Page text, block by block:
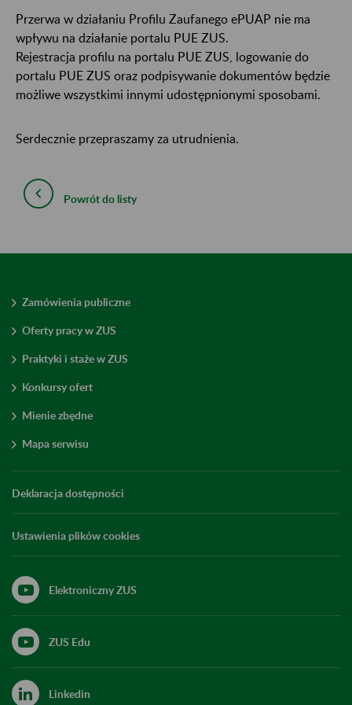
Przerwa w działaniu Profilu Zaufanego ePUAP nie ma
wpływu na działanie portalu PUE ZUS.
Rejestracja profilu na portalu PUE ZUS, logowanie do
portalu PUE ZUS oraz podpisywanie dokumentów będzie
możliwe wszystkimi innymi udostępnionymi sposobami.
Serdecznie przepraszamy za utrudnienia.
Powrót do listy
Zamówienia publiczne
Oferty pracy w ZUS
Praktyki i staże w ZUS
Konkursy ofert
Mienie zbędne
Mapa serwisu
Deklaracja dostępności
Ustawienia plików cookies
Elektroniczny ZUS
ZUS Edu
Linkedin